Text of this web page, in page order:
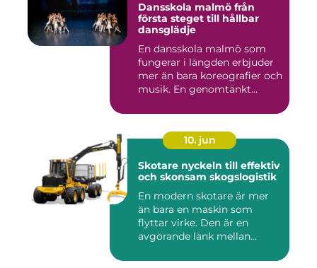
Dansskola malmö från
första steget till hållbar
dansglädje
En dansskola malmö som
fungerar i längden erbjuder
mer än bara koreografier och
musik. En genomtänkt...
10. jun
Skotare nyckeln till effektiv
och skonsam skogslogistik
En modern skotare är mer
än bara en maskin som
flyttar virke. Den är en
avgörande länk mellan